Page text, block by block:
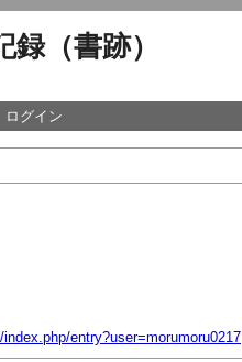
（書跡）
ログイン
entry?user=morumoru0217